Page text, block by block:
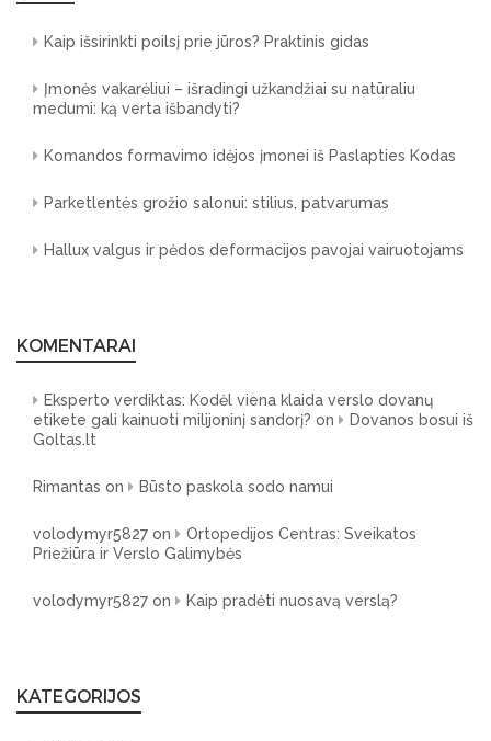
Kaip išsirinkti poilsį prie jūros? Praktinis gidas
Įmonės vakarėliui – išradingi užkandžiai su natūraliu
medumi: ką verta išbandyti?
Komandos formavimo idėjos įmonei iš Paslapties Kodas
Parketlentės grožio salonui: stilius, patvarumas
Hallux valgus ir pėdos deformacijos pavojai vairuotojams
KOMENTARAI
Eksperto verdiktas: Kodėl viena klaida verslo dovanų
etikete gali kainuoti milijoninį sandorį? on
Dovanos bosui iš
Goltas.lt
Rimantas on Būsto paskola sodo namui
volodymyr5827 on
Ortopedijos Centras: Sveikatos
Priežiūra ir Verslo Galimybės
volodymyr5827 on Kaip pradėti nuosavą verslą?
KATEGORIJOS